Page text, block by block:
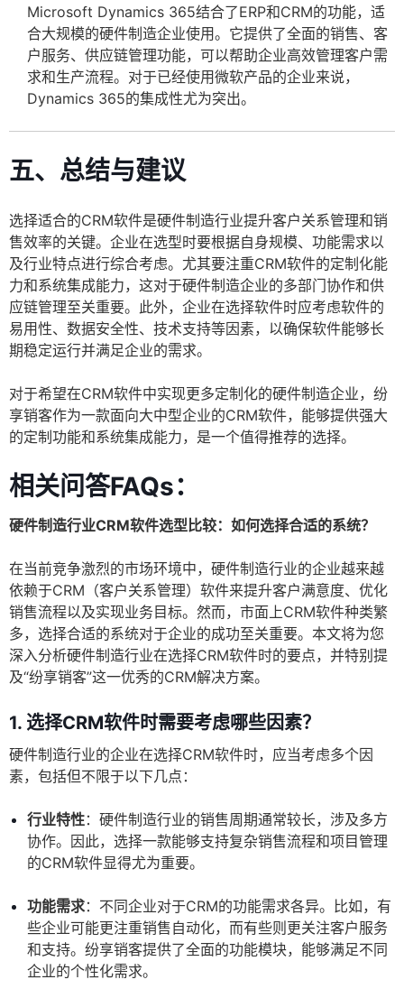
Microsoft Dynamics 365结合了ERP和CRM的功能，适
合大规模的硬件制造企业使用。它提供了全面的销售、客
户服务、供应链管理功能，可以帮助企业高效管理客户需
求和生产流程。对于已经使用微软产品的企业来说，
Dynamics 365的集成性尤为突出。
五、总结与建议
选择适合的CRM软件是硬件制造行业提升客户关系管理和销
售效率的关键。企业在选型时要根据自身规模、功能需求以
及行业特点进行综合考虑。尤其要注重CRM软件的定制化能
力和系统集成能力，这对于硬件制造企业的多部门协作和供
应链管理至关重要。此外，企业在选择软件时应考虑软件的
易用性、数据安全性、技术支持等因素，以确保软件能够长
期稳定运行并满足企业的需求。
对于希望在CRM软件中实现更多定制化的硬件制造企业，纷
享销客作为一款面向大中型企业的CRM软件，能够提供强大
的定制功能和系统集成能力，是一个值得推荐的选择。
相关问答FAQs：
硬件制造行业CRM软件选型比较：如何选择合适的系统？
在当前竞争激烈的市场环境中，硬件制造行业的企业越来越
依赖于CRM（客户关系管理）软件来提升客户满意度、优化
销售流程以及实现业务目标。然而，市面上CRM软件种类繁
多，选择合适的系统对于企业的成功至关重要。本文将为您
深入分析硬件制造行业在选择CRM软件时的要点，并特别提
及“纷享销客”这一优秀的CRM解决方案。
1. 选择CRM软件时需要考虑哪些因素？
硬件制造行业的企业在选择CRM软件时，应当考虑多个因
素，包括但不限于以下几点：
行业特性：硬件制造行业的销售周期通常较长，涉及多方
协作。因此，选择一款能够支持复杂销售流程和项目管理
的CRM软件显得尤为重要。
功能需求：不同企业对于CRM的功能需求各异。比如，有
些企业可能更注重销售自动化，而有些则更关注客户服务
和支持。纷享销客提供了全面的功能模块，能够满足不同
企业的个性化需求。